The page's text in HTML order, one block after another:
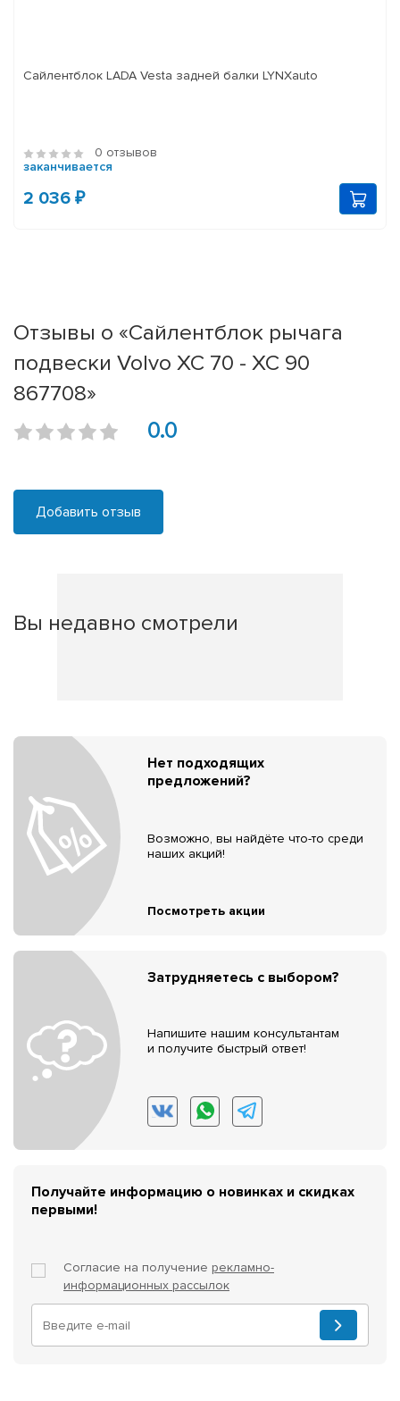
Сайлентблок LADA Vesta задней балки LYNXauto
0 отзывов
заканчивается
2 036 ₽
Отзывы о «Сайлентблок рычага
подвески Volvo XC 70 - XC 90
867708»
0.0
Добавить отзыв
Вы недавно смотрели
Нет подходящих
предложений?
Возможно, вы найдёте что-то среди
наших акций!
Посмотреть акции
Затрудняетесь с выбором?
Напишите нашим консультантам
и получите быстрый ответ!
Получайте информацию о новинках и скидках
первыми!
Согласие на получение рекламно-
информационных рассылок